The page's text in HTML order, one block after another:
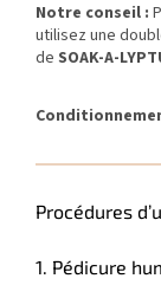
Notre conseil :
utilisez une
de SOAK-A-
Procédures
1. Pédicure